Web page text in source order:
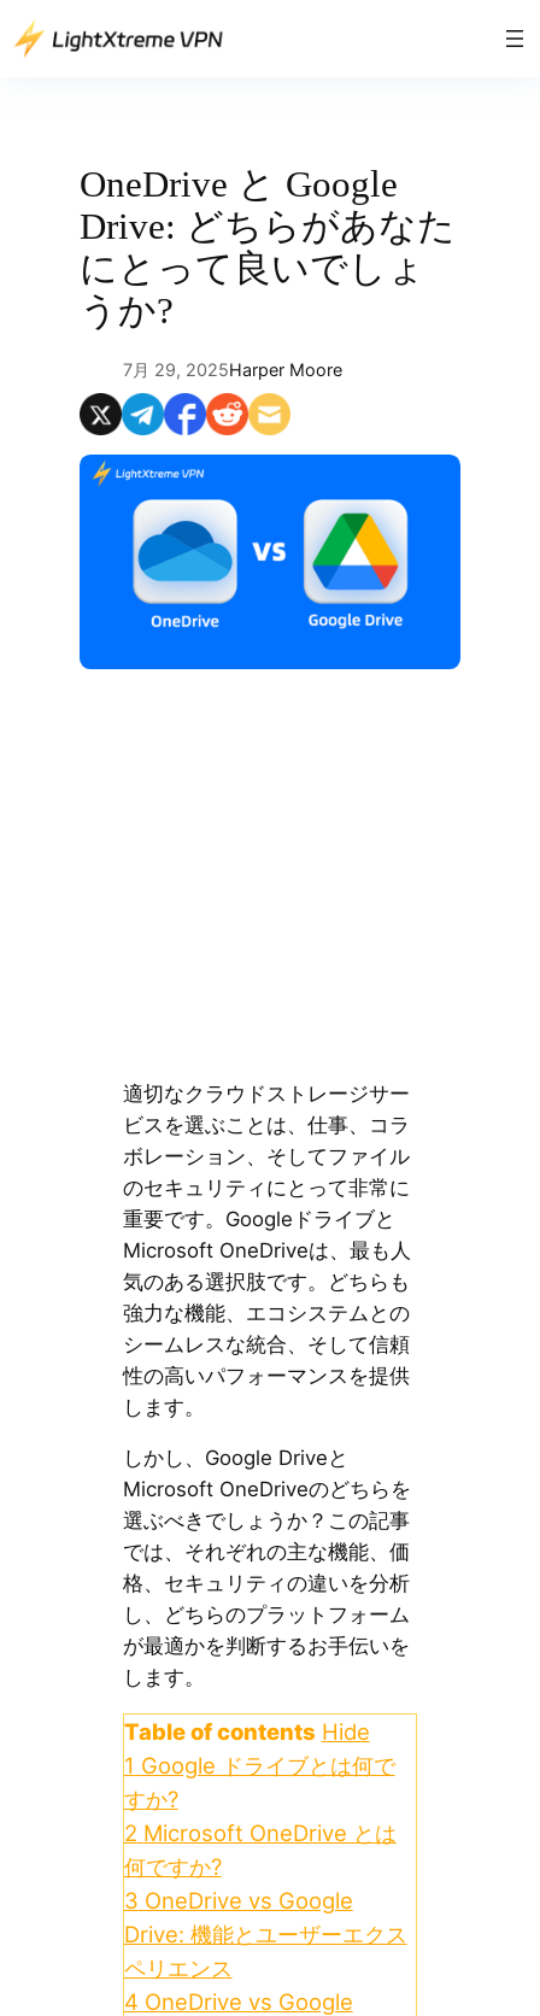
容
OneDrive と Google
Drive: どちらがあなた
にとって良いでしょ
うか?
7月 29, 2025Harper Moore
適切なクラウドストレージサー
ビスを選ぶことは、仕事、コラ
ボレーション、そしてファイル
のセキュリティにとって非常に
重要です。Googleドライブと
Microsoft OneDriveは、最も人
気のある選択肢です。どちらも
強力な機能、エコシステムとの
シームレスな統合、そして信頼
性の高いパフォーマンスを提供
します。
しかし、Google Driveと
Microsoft OneDriveのどちらを
選ぶべきでしょうか？この記事
では、それぞれの主な機能、価
格、セキュリティの違いを分析
し、どちらのプラットフォーム
が最適かを判断するお手伝いを
します。
Table of contents Hide
1 Google ドライブとは何で
すか?
2 Microsoft OneDrive とは
何ですか?
3 OneDrive vs Google
Drive: 機能とユーザーエクス
ペリエンス
4 OneDrive vs Google